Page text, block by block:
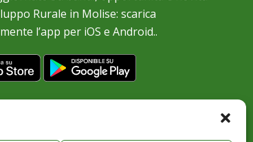
Rurale in Molise: scarica
l’app per iOS e Android..